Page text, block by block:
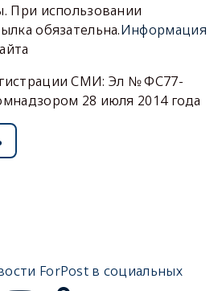
При использовании
обязательна.Информация
СМИ: Эл № ФС77-
28 июля 2014 года
ForPost в социальных